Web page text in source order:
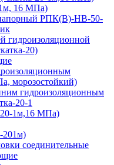
16 МПа)
РПК(В)-НВ-50-
гидроизоляционной
20)
морозостойкий)
гидроизоляционным
20-1
20-1м,16 МПа)
201м)
соединительные